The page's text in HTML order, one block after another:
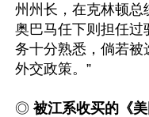
州州长，在克林顿总
奥巴马任下则担任
务十分熟悉，倘若
外交政策。”
◎ 被江系收买的《